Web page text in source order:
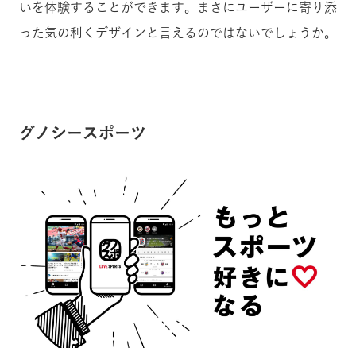
いを体験することができます。まさにユーザーに寄り添
った気の利くデザインと言えるのではないでしょうか。
グノシースポーツ